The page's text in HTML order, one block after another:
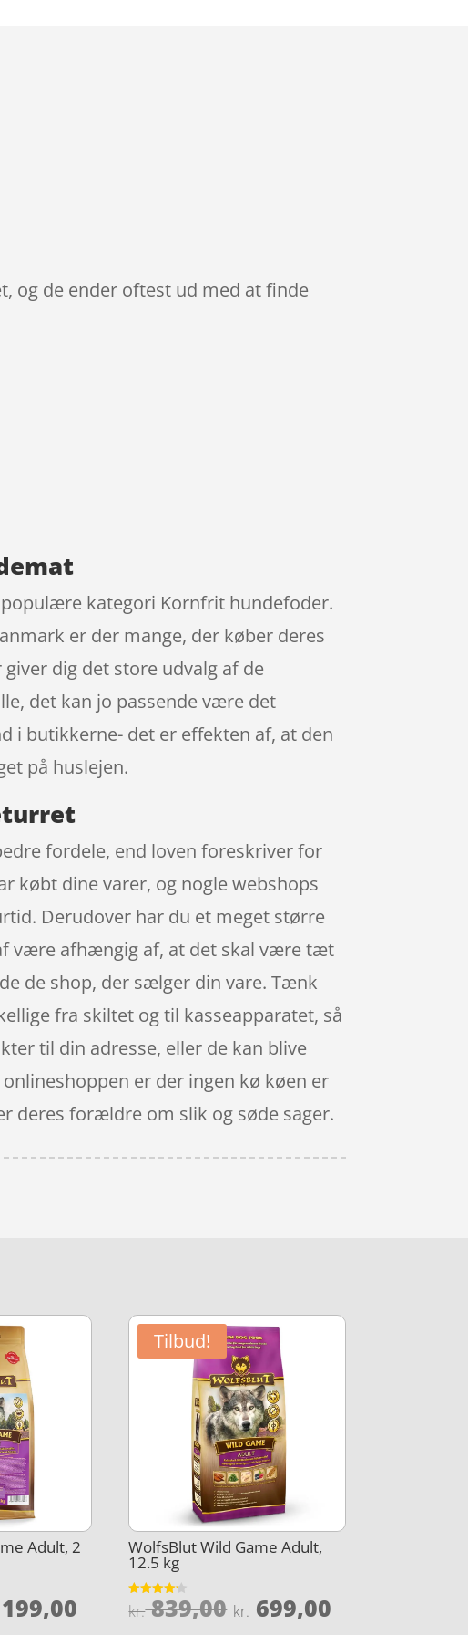
og de ender oftest ud med at finde
kategori Kornfrit hundefoder.
er der mange, der køber deres
dig det store udvalg af de
det kan jo passende være det
i butikkerne- det er effekten af, at den
på huslejen.
fordele, end loven foreskriver for
købt dine varer, og nogle webshops
Derudover har du et meget større
være afhængig af, at det skal være tæt
de shop, der sælger din vare. Tænk
fra skiltet og til kasseapparatet, så
til din adresse, eller de kan blive
er der ingen kø køen er
deres forældre om slik og søde sager.
Adult, 2
199,00
Tilbud!
WolfsBlut Wild Game Adult,
12.5 kg
Vurderet
4.2
kr.839,00 Den
kr. 699,00